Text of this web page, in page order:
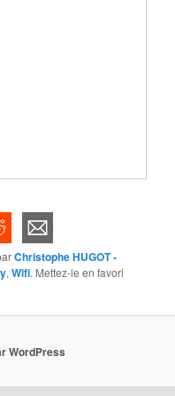
Christophe HUGOT -
,Wifi. Mettez-le en favori
WordPress